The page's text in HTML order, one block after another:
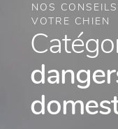
NOS
VOTRE CHIEN